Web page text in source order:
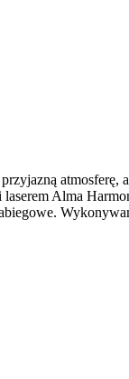
atmosferę,
Alma